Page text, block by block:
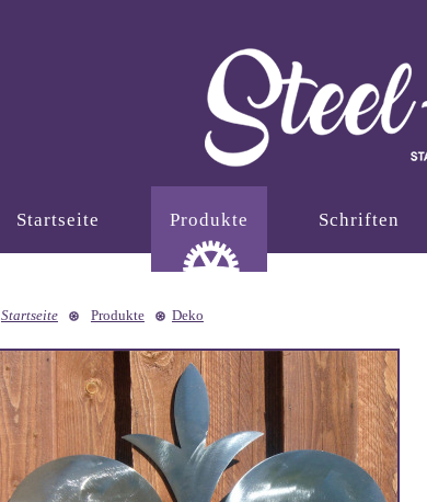
Startseite Produkte Schriften
Startseite Produkte Deko